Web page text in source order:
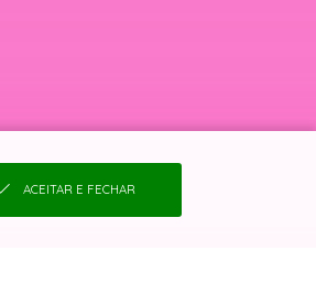
ACEITAR E FECHAR